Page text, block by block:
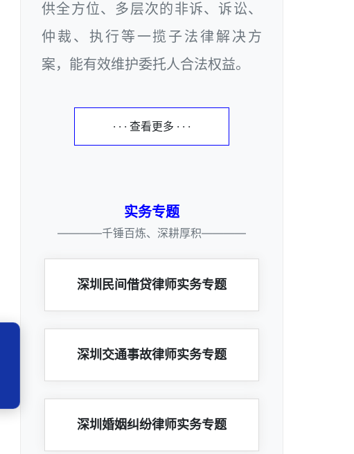
供全方位、多层次的非诉、诉讼、
仲裁、执行等一揽子法律解决方
案，能有效维护委托人合法权益。
· · · 查看更多 · · ·
实务专题
————千锤百炼、深耕厚积————
深圳民间借贷律师实务专题
深圳交通事故律师实务专题
深圳婚姻纠纷律师实务专题